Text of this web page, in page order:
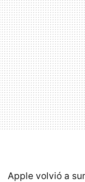
Apple volvió a